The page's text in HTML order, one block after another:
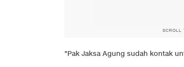
SCROLL
"Pak Jaksa Agung sudah kontak